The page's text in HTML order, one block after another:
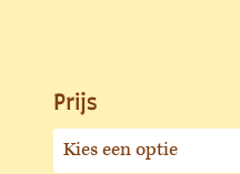
Prijs
Kringloper
pin
aantal